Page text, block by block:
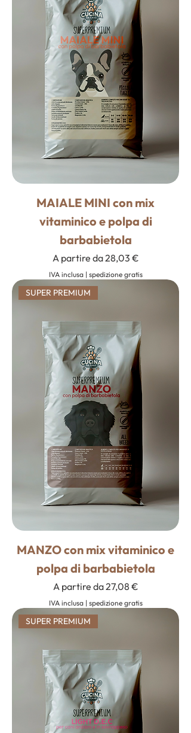
MAIALE MINI con mix
vitaminico e polpa di
barbabietola
A partire da28,03 €
Prezzo scontato
IVA inclusa| spedizione gratis
SUPER PREMIUM
MANZO con mix vitaminico e
polpa di barbabietola
A partire da27,08 €
Prezzo scontato
IVA inclusa| spedizione gratis
SUPER PREMIUM